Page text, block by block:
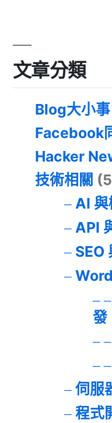
文章分類
Blog大小事
Facebook
Hacker
技術相關
AI 與
API
SEO
發
伺服
程式